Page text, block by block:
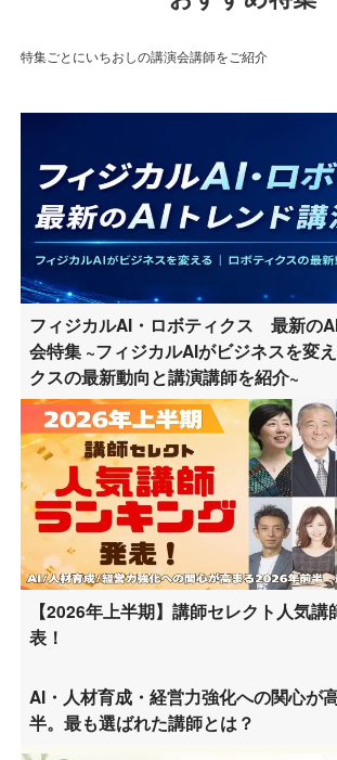
特集ごとにいちおしの講演会講師をご紹介
フィジカルAI・ロボティクス 最新の
会特集 ~フィジカルAIがビジネスを変
クスの最新動向と講演講師を紹介~
【2026年上半期】講師セレクト人気
表！
AI・人材育成・経営力強化への関心が
半。最も選ばれた講師とは？